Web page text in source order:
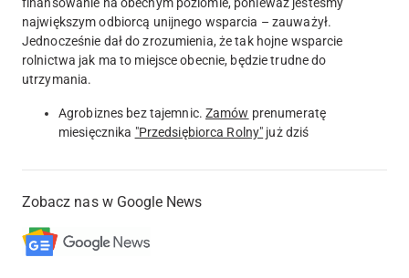
finansowanie na obecnym poziomie, ponieważ jesteśmy
największym odbiorcą unijnego wsparcia – zauważył.
Jednocześnie dał do zrozumienia, że tak hojne wsparcie
rolnictwa jak ma to miejsce obecnie, będzie trudne do
utrzymania.
Agrobiznes bez tajemnic. Zamów prenumeratę
miesięcznika "Przedsiębiorca Rolny" już dziś
Zobacz nas w Google News